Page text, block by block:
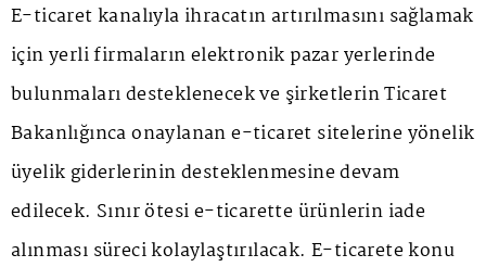
E-ticaret kanalıyla ihracatın artırılmasını sağlamak
için yerli firmaların elektronik pazar yerlerinde
bulunmaları desteklenecek ve şirketlerin Ticaret
Bakanlığınca onaylanan e-ticaret sitelerine yönelik
üyelik giderlerinin desteklenmesine devam
edilecek. Sınır ötesi e-ticarette ürünlerin iade
alınması süreci kolaylaştırılacak. E-ticarete konu